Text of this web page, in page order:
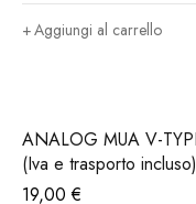
Aggiungi al carrello
ANALOG MUA V-TYPE
(Iva e trasporto incluso)
19,00€